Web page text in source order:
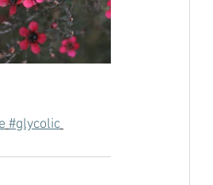
#glycolic